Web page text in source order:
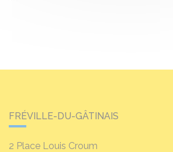
FRÉVILLE-DU-GÂTINAIS
2 Place Louis Croum